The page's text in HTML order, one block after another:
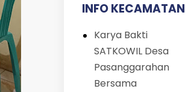
INFO KECAMATAN
Karya Bakti
SATKOWIL Desa
Pasanggarahan
Bersama